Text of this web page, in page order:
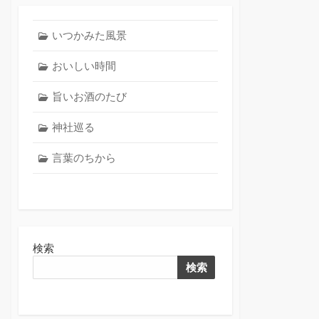
いつかみた風景
おいしい時間
旨いお酒のたび
神社巡る
言葉のちから
検索
検索